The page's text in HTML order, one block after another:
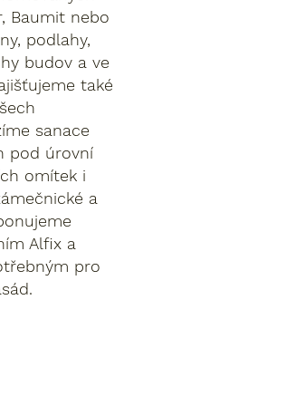
Baumit nebo
podlahy,
budov a ve
také
sanace
pod úrovní
omítek i
a
Alfix a
pro